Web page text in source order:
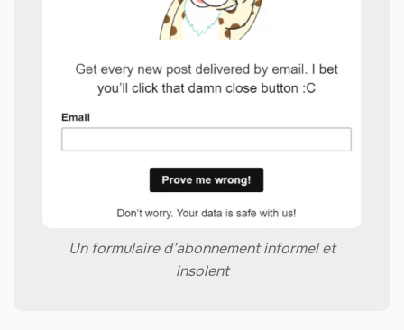
Un formulaire d’abonnement informel et
insolent